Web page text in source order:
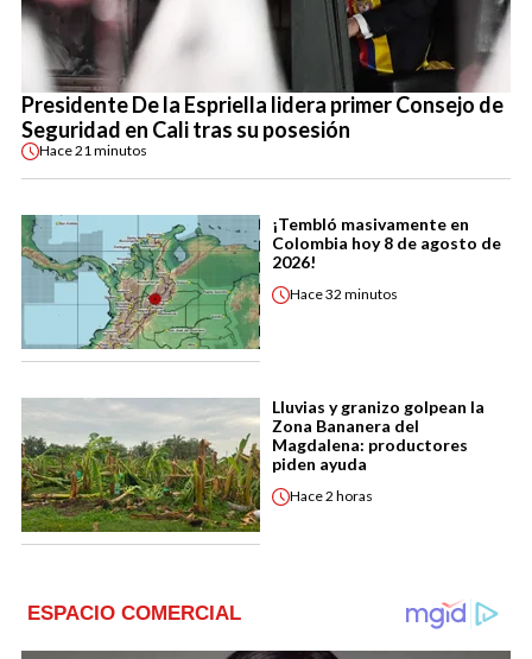
Presidente De la Espriella lidera primer Consejo de
Seguridad en Cali tras su posesión
Hace21 minutos
¡Tembló masivamente en
Colombia hoy 8 de agosto de
2026!
Hace32 minutos
Lluvias y granizo golpean la
Zona Bananera del
Magdalena: productores
piden ayuda
Hace2 horas